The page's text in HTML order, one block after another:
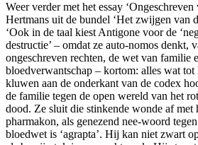
Weer verder met het essay ‘Ongeschreven
Hertmans uit de bundel ‘Het zwijgen van
‘Ook in de taal kiest Antigone voor de
destructie’ – omdat ze auto-nomos denkt,
ongeschreven rechten, de wet van familie
bloedverwantschap – kortom: alles wat tot
kluwen aan de onderkant van de codex
de familie tegen de open wereld van het
dood. Ze sluit die stinkende wonde af met
pharmakon, als genezend nee-woord
bloedwet is ‘agrapta’. Hij kan niet zwart